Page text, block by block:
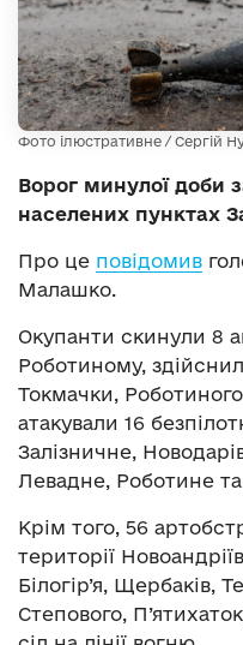
Фото ілюстративне / Сергій
Ворог минулої доби
населених пунктах
Про це повідомив
Малашко.
Окупанти скинули 8
Роботиному,
Токмачки,
атакували 16
Залізничне,
Левадне, Роботине та
Крім того, 56
території
Білогір’я, Щербаків,
Степового,